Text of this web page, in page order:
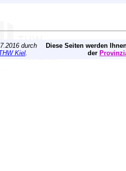
durch
Kiel.
Diese Seiten werden
der